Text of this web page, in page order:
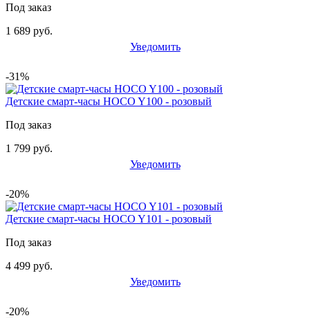
Под заказ
1 689 руб.
Уведомить
-31%
Детские смарт-часы HOCO Y100 - розовый
Под заказ
1 799 руб.
Уведомить
-20%
Детские смарт-часы HOCO Y101 - розовый
Под заказ
4 499 руб.
Уведомить
-20%